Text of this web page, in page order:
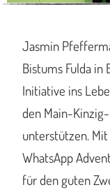
Jasmin
Bistums Fulda in
Initiative ins
den Main-
unterstützen.
WhatsApp
für den guten